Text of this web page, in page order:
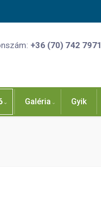
+36 (70) 742 7971
Galéria Gyik